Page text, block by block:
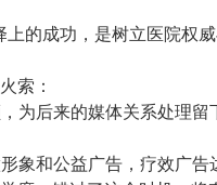
成功，是树立医院权
索：
后来的媒体关系处理留
和公益广告，疗效广告